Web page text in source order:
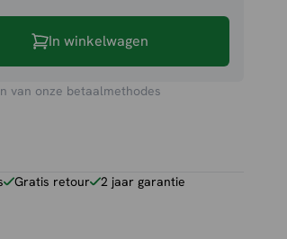
In winkelwagen
van onze betaalmethodes
Gratis retour 2 jaar garantie